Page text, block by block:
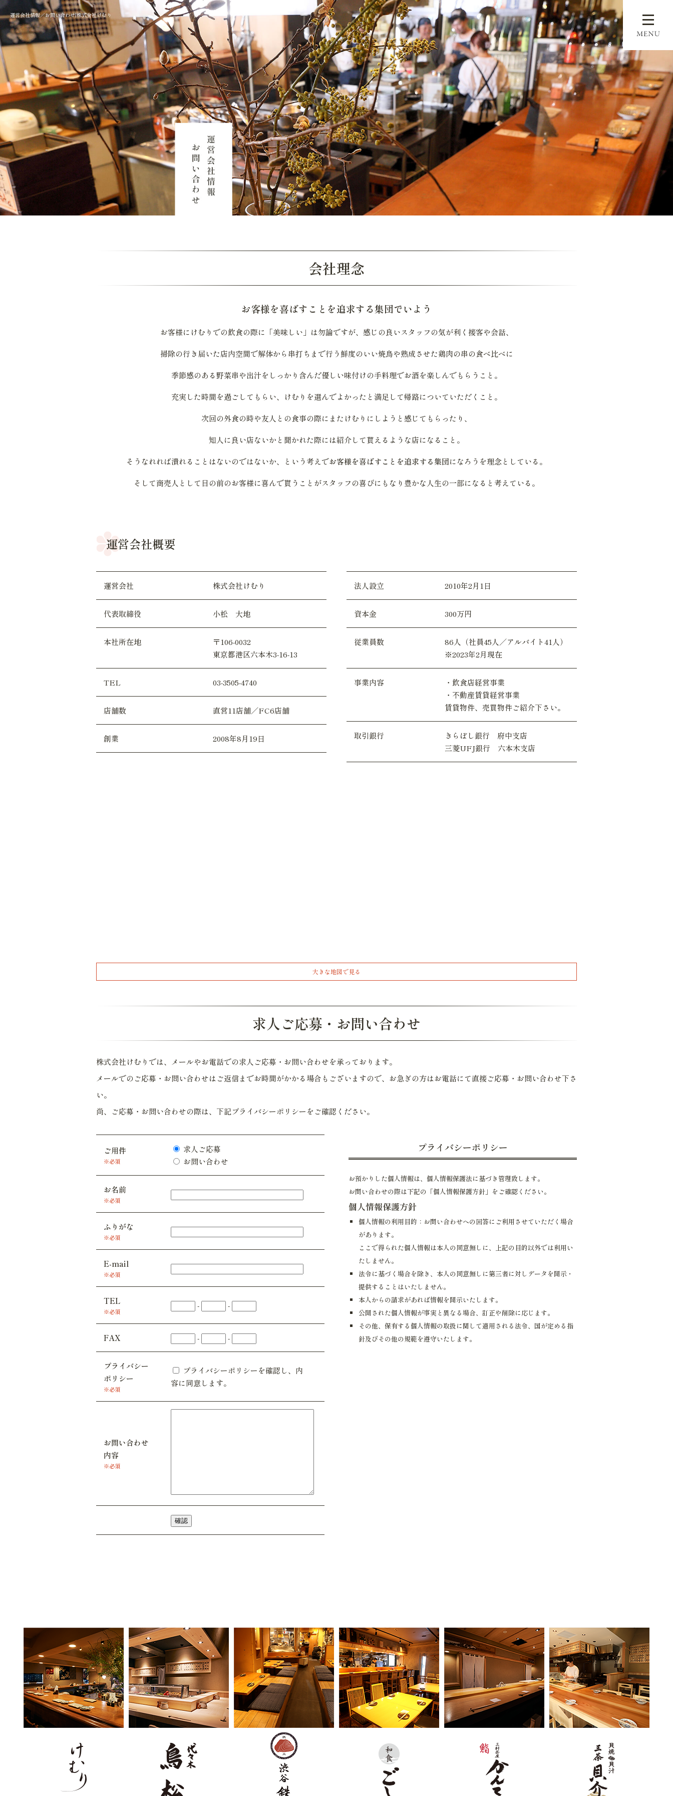
運営会社情報／お問い合わせ|株式会社けむり
会社理念
お客様を喜ばすことを追求する集団でいよう
お客様にけむりでの飲食の際に「美味しい」は勿論ですが、感じの良いスタッフの気が利く接客や会話、
掃除の行き届いた店内空間で解体から串打ちまで行う鮮度のいい焼鳥や熟成させた鶏肉の串の食べ比べに
季節感のある野菜串や出汁をしっかり含んだ優しい味付けの手料理でお酒を楽しんでもらうこと。
充実した時間を過ごしてもらい、けむりを選んでよかったと満足して帰路についていただくこと。
次回の外食の時や友人との食事の際にまたけむりにしようと感じてもらったり、
知人に良い店ないかと聞かれた際には紹介して貰えるような店になること。
そうなれれば潰れることはないのではないか、という考えでお客様を喜ばすことを追求する集団になろうを理念としている。
そして商売人として目の前のお客様に喜んで貰うことがスタッフの喜びにもなり豊かな人生の一部になると考えている。
運営会社概要
運営会社 株式会社けむり
代表取締役 小松 大地
本社所在地
〒106-0032
東京都港区六本木3-16-13
TEL 03-3505-4740
店舗数 直営11店舗／FC6店舗
創業 2008年8月19日
法人設立 2010年2月1日
資本金 300万円
従業員数
86人（社員45人／アルバイト41人）
※2023年2月現在
事業内容
・飲食店経営事業
・不動産賃貸経営事業
賃貸物件、売買物件ご紹介下さい。
取引銀行
きらぼし銀行 府中支店
三菱UFJ銀行 六本木支店
大きな地図で見る
求人ご応募・お問い合わせ
株式会社けむりでは、メールやお電話での求人ご応募・お問い合わせを承っております。
メールでのご応募・お問い合わせはご返信までお時間がかかる場合もございますので、お急ぎの方はお電話にて直接ご応募・お問い合わせ下さ
い。
尚、ご応募・お問い合わせの際は、下記プライバシーポリシーをご確認ください。
ご用件
※必須
求人ご応募
お問い合わせ
お名前
※必須
ふりがな
※必須
E-mail
※必須
TEL
※必須
- -
FAX - -
プライバシー
ポリシー
※必須
プライバシーポリシーを確認し、内
容に同意します。
お問い合わせ
内容
※必須
プライバシーポリシー
お預かりした個人情報は、個人情報保護法に基づき管理致します。
お問い合わせの際は下記の「個人情報保護方針」をご確認ください。
個人情報保護方針
個人情報の利用目的：お問い合わせへの回答にご利用させていただく場合
があります。
ここで得られた個人情報は本人の同意無しに、上記の目的以外では利用い
たしません。
法令に基づく場合を除き、本人の同意無しに第三者に対しデータを開示・
提供することはいたしません。
本人からの請求があれば情報を開示いたします。
公開された個人情報が事実と異なる場合、訂正や削除に応じます。
その他、保有する個人情報の取扱に関して適用される法令、国が定める指
針及びその他の規範を遵守いたします。